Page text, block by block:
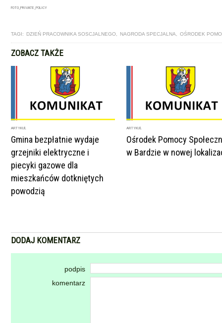
FOTO_PRIVATE_POLICY
TAGI: DZIEŃ PRACOWNIKA SOSCJALNEGO NAGRODA SPECJALNA OŚRODEK
ZOBACZ TAKŻE
ARTYKUŁ
Gmina bezpłatnie wydaje
grzejniki elektryczne i
piecyki gazowe dla
mieszkańców dotkniętych
powodzią
ARTYKUŁ
Ośrodek Pomocy
w Bardzie w nowej
DODAJ KOMENTARZ
podpis
komentarz